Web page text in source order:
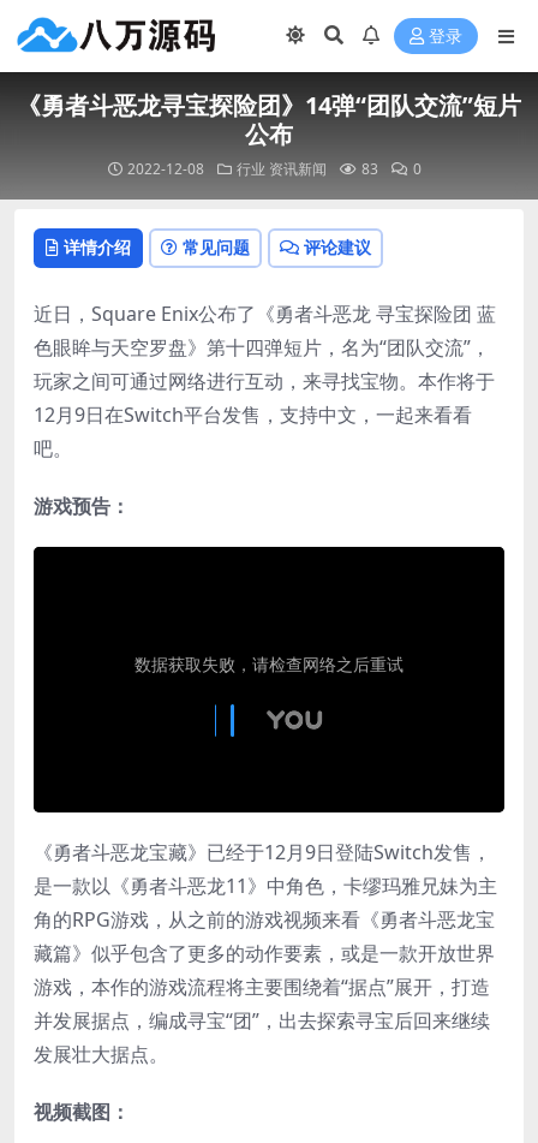
登录
《勇者斗恶龙寻宝探险团》14弹“团队交流”短片
公布
2022-12-08 行业 资讯新闻 83 0
详情介绍 常见问题 评论建议
近日，Square Enix公布了《勇者斗恶龙 寻宝探险团 蓝
色眼眸与天空罗盘》第十四弹短片，名为“团队交流”，
玩家之间可通过网络进行互动，来寻找宝物。本作将于
12月9日在Switch平台发售，支持中文，一起来看看
吧。
游戏预告：
《勇者斗恶龙宝藏》已经于12月9日登陆Switch发售，
是一款以《勇者斗恶龙11》中角色，卡缪玛雅兄妹为主
角的RPG游戏，从之前的游戏视频来看《勇者斗恶龙宝
藏篇》似乎包含了更多的动作要素，或是一款开放世界
游戏，本作的游戏流程将主要围绕着“据点”展开，打造
并发展据点，编成寻宝“团”，出去探索寻宝后回来继续
发展壮大据点。
视频截图：